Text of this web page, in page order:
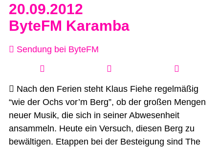
20.09.2012
ByteFM Karamba
Sendung bei ByteFM
Nach den Ferien steht Klaus Fiehe regelmäßig
“wie der Ochs vor’m Berg”, ob der großen Mengen
neuer Musik, die sich in seiner Abwesenheit
ansammeln. Heute ein Versuch, diesen Berg zu
bewältigen. Etappen bei der Besteigung sind The